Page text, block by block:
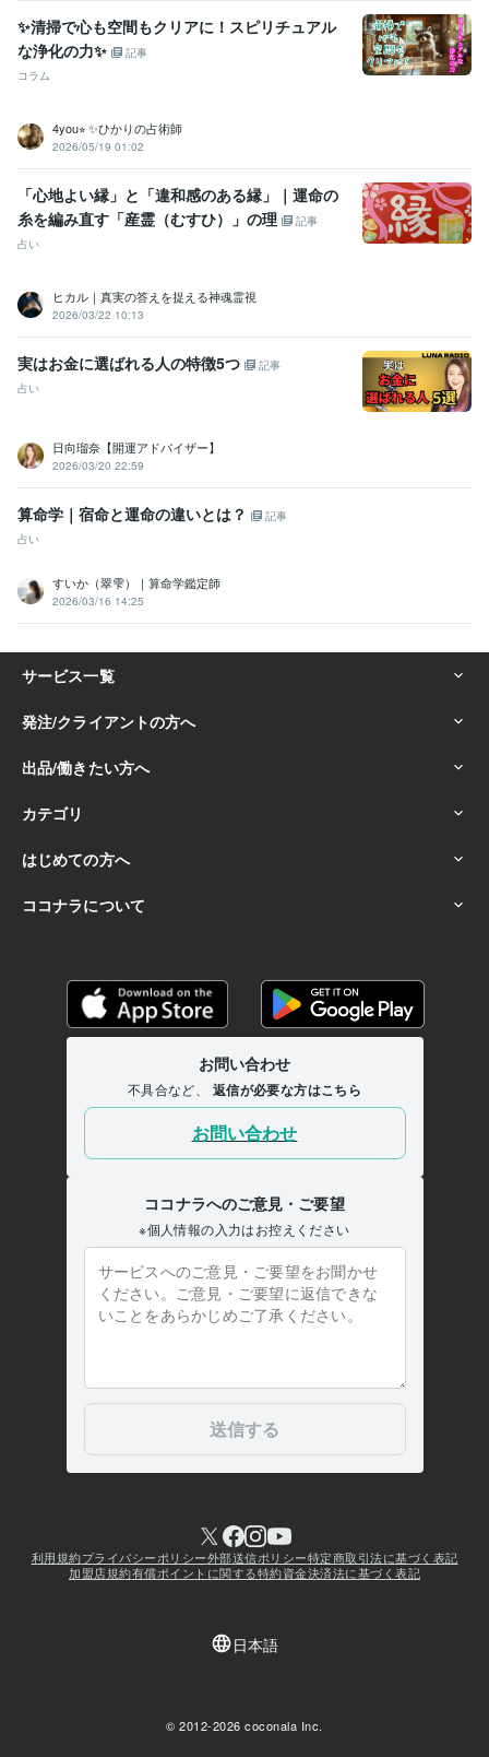
✨清掃で心も空間もクリアに！スピリチュアル
な浄化の力✨
記事
コラム
4you⭐︎ ✨ひかりの占術師
2026/05/19 01:02
「心地よい縁」と「違和感のある縁」｜運命の
糸を編み直す「産霊（むすひ）」の理
記事
占い
ヒカル｜真実の答えを捉える神魂霊視
2026/03/22 10:13
実はお金に選ばれる人の特徴5つ
記事
占い
日向瑠奈【開運アドバイザー】
2026/03/20 22:59
算命学｜宿命と運命の違いとは？
記事
占い
すいか（翠雫）｜算命学鑑定師
2026/03/16 14:25